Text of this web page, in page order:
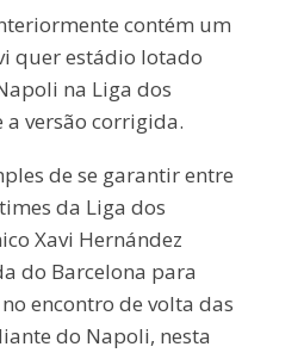
contém um
quer estádio lotado
na Liga dos
a versão corrigida.
de se garantir entre
da Liga dos
Xavi Hernández
do Barcelona para
encontro de volta das
do Napoli, nesta